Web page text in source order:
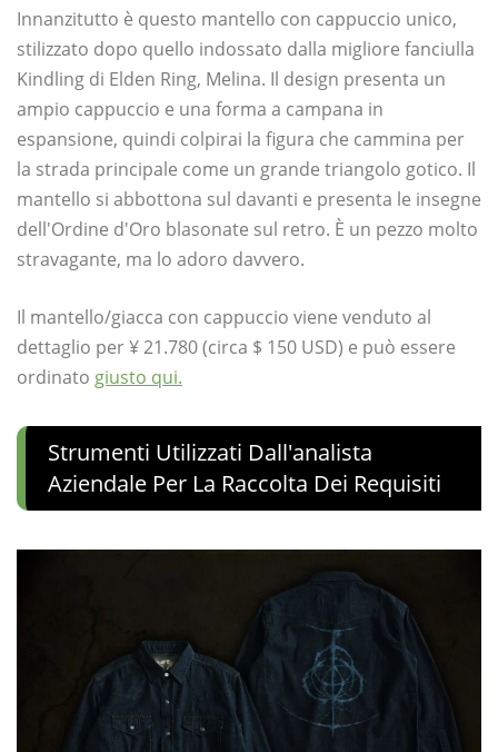
Innanzitutto è questo mantello con cappuccio unico,
stilizzato dopo quello indossato dalla migliore fanciulla
Kindling di Elden Ring, Melina. Il design presenta un
ampio cappuccio e una forma a campana in
espansione, quindi colpirai la figura che cammina per
la strada principale come un grande triangolo gotico. Il
mantello si abbottona sul davanti e presenta le insegne
dell'Ordine d'Oro blasonate sul retro. È un pezzo molto
stravagante, ma lo adoro davvero.
Il mantello/giacca con cappuccio viene venduto al
dettaglio per ¥ 21.780 (circa $ 150 USD) e può essere
ordinato giusto qui.
Strumenti Utilizzati Dall'analista
Aziendale Per La Raccolta Dei Requisiti